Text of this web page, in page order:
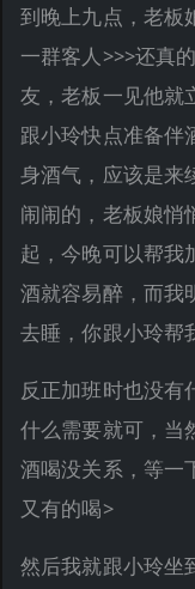
到晚上九点，老板
一群客人>>>还真
友，老板一见他就
跟小玲快点准备伴
身酒气，应该是来
闹闹的，老板娘悄
起，今晚可以帮我
酒就容易醉，而我
去睡，你跟小玲帮
反正加班时也没有
什么需要就可，当
酒喝没关系，等一
又有的喝>
然后我就跟小玲坐